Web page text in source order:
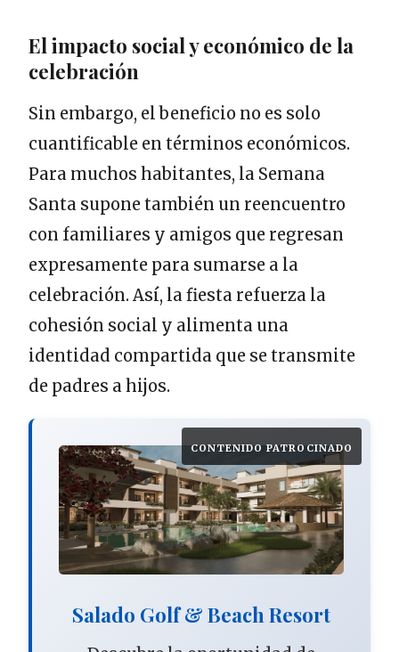
El impacto social y económico de la
celebración
Sin embargo, el beneficio no es solo
cuantificable en términos económicos.
Para muchos habitantes, la Semana
Santa supone también un reencuentro
con familiares y amigos que regresan
expresamente para sumarse a la
celebración. Así, la fiesta refuerza la
cohesión social y alimenta una
identidad compartida que se transmite
de padres a hijos.
CONTENIDO PATROCINADO
Salado Golf & Beach Resort